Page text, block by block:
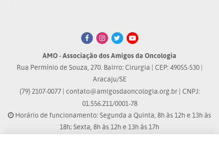
AMO - Associação dos Amigos da Oncologia
Rua Permínio de Souza, 270. Bairro: Cirurgia | CEP: 49055-530 |
Aracaju/SE
(79) 2107-0077 | contato@amigosdaoncologia.org.br| CNPJ:
01.556.211/0001-78
Horário de funcionamento: Segunda a Quinta, 8h às 12h e 13h às
18h; Sexta, 8h às 12h e 13h às 17h